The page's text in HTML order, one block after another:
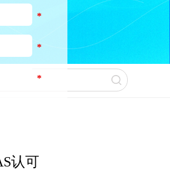
*
*
*
类别正式获CNAS认可！
认可